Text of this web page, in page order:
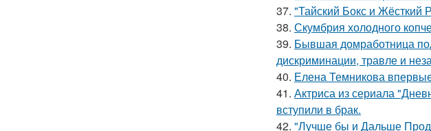
37. "Тайский Бокс и
38. Скумбрия холодного
39. Бывшая домработница
дискриминации, травле и
40. Елена Темникова
41. Актриса из сериала
вступили в брак.
42. "Лучше бы и Дальше